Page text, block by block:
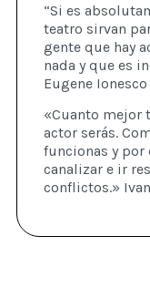
“Si es
teatro sirvan
gente que hay
nada y que es
Eugene Ionesco
«Cuanto mejor
actor serás.
funcionas y
canalizar e ir
conflictos.»